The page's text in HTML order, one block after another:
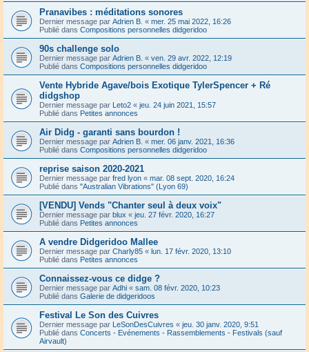
Pranavibes : méditations sonores
Dernier message par Adrien B. « mer. 25 mai 2022, 16:26
Publié dans Compositions personnelles didgeridoo
90s challenge solo
Dernier message par Adrien B. « ven. 29 avr. 2022, 12:19
Publié dans Compositions personnelles didgeridoo
Vente Hybride Agave/bois Exotique TylerSpencer + Ré
didgshop
Dernier message par Leto2 « jeu. 24 juin 2021, 15:57
Publié dans Petites annonces
Air Didg - garanti sans bourdon !
Dernier message par Adrien B. « mer. 06 janv. 2021, 16:36
Publié dans Compositions personnelles didgeridoo
reprise saison 2020-2021
Dernier message par fred lyon « mar. 08 sept. 2020, 16:24
Publié dans "Australian Vibrations" (Lyon 69)
[VENDU] Vends "Chanter seul à deux voix"
Dernier message par blux « jeu. 27 févr. 2020, 16:27
Publié dans Petites annonces
A vendre Didgeridoo Mallee
Dernier message par Charly85 « lun. 17 févr. 2020, 13:10
Publié dans Petites annonces
Connaissez-vous ce didge ?
Dernier message par Adhi « sam. 08 févr. 2020, 10:23
Publié dans Galerie de didgeridoos
Festival Le Son des Cuivres
Dernier message par LeSonDesCuivres « jeu. 30 janv. 2020, 9:51
Publié dans Concerts - Evénements - Rassemblements - Festivals (sauf
Airvault)